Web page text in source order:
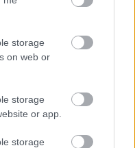
storage
on web or
storage
or app.
storage